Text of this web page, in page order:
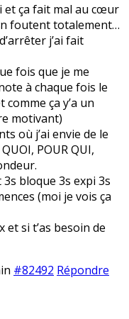
et ça fait mal au cœur
foutent totalement…
j’ai fait
fois que je me
à chaque fois le
ça y’a un
motivant)
où j’ai envie de le
POUR QUI,
bloque 3s expi 3s
(moi je vois ça
et si t’as besoin de
#82492 Répondre